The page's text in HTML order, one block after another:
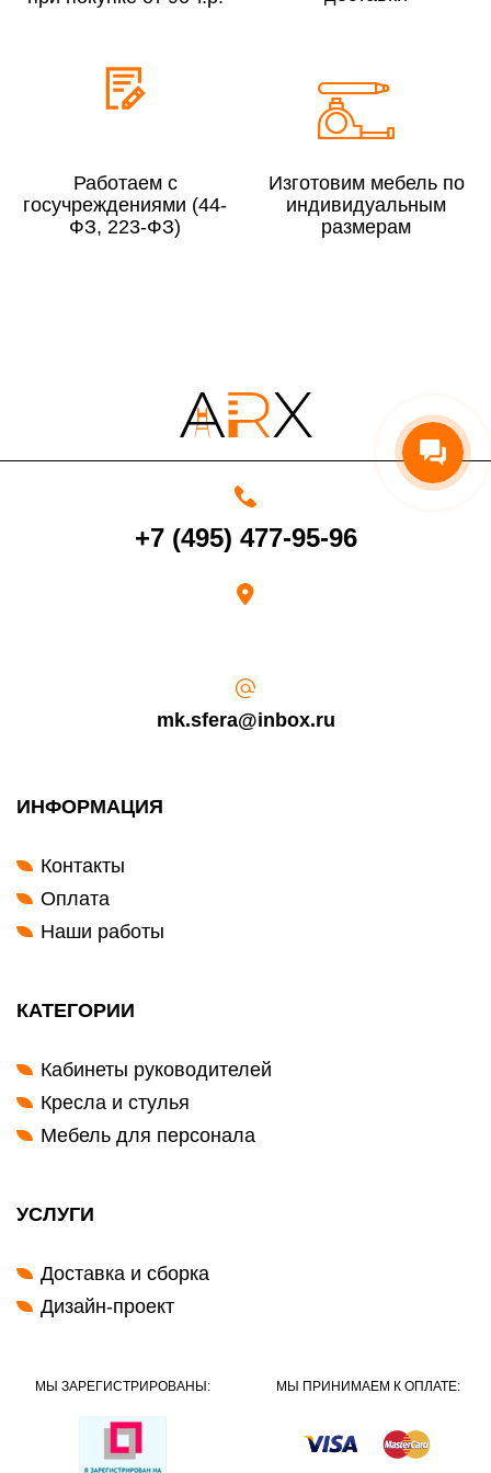
До 300 000 руб.
Свыше 300 000 руб.
Сборка в выходные дни и вечернее время:
4000 руб. в рабочее время
Срок возврата товара надлежащего качества составляет 30 дней с
момента получения товара.
счет в течение 5-30 рабочих дней (срок зависит от банка, который
Работаем с
госучреждениями (44-
ФЗ, 223-ФЗ)
Изготовим мебель по
индивидуальным
размерам
+7 (495) 477-95-96
mk.sfera@inbox.ru
ИНФОРМАЦИЯ
Контакты
Оплата
Наши работы
КАТЕГОРИИ
Кабинеты руководителей
Кресла и стулья
Мебель для персонала
УСЛУГИ
Доставка и сборка
Дизайн-проект
МЫ ЗАРЕГИСТРИРОВАНЫ: МЫ ПРИНИМАЕМ К ОПЛАТЕ: